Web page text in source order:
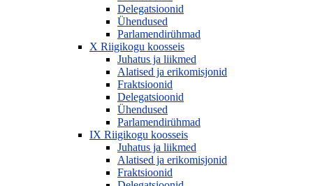
Delegatsioonid
Ühendused
Parlamendirühmad
X Riigikogu koosseis
Juhatus ja liikmed
Alatised ja erikomisjonid
Fraktsioonid
Delegatsioonid
Ühendused
Parlamendirühmad
IX Riigikogu koosseis
Juhatus ja liikmed
Alatised ja erikomisjonid
Fraktsioonid